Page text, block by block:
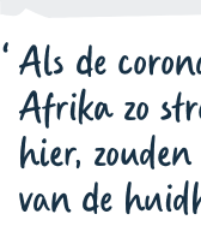
Als de
Afrika zo
hier,
van de